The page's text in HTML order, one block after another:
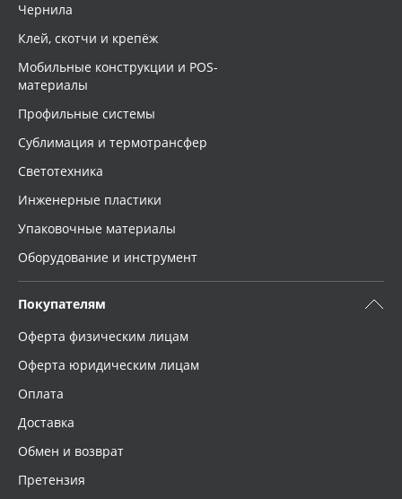
Чернила
Клей, скотчи и крепёж
Мобильные конструкции и POS-
материалы
Профильные системы
Сублимация и термотрансфер
Светотехника
Инженерные пластики
Упаковочные материалы
Оборудование и инструмент
Покупателям
Оферта физическим лицам
Оферта юридическим лицам
Оплата
Доставка
Обмен и возврат
Претензия